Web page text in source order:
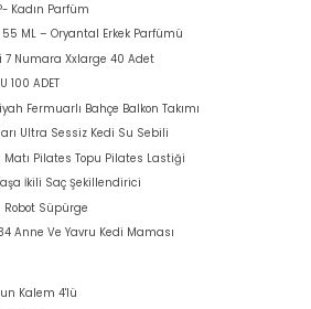
Kadın Parfüm
55 ML – Oryantal Erkek Parfümü
7 Numara Xxlarge 40 Adet
100 ADET
Fermuarlı Bahçe Balkon Takımı
Ultra Sessiz Kedi Su Sebili
Pilates Topu Pilates Lastiği
İkili Saç Şekillendirici
Süpürge
Anne Ve Yavru Kedi Maması
Kalem 4'lü